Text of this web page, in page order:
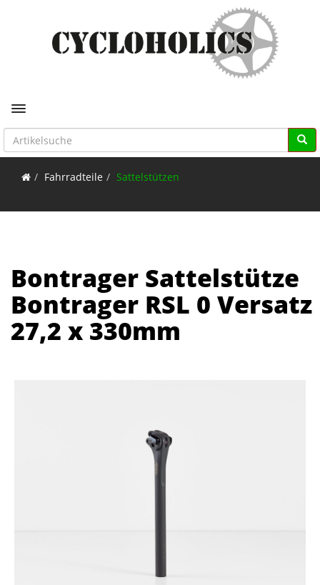
Toggle navigation
Fahrradteile Sattelstützen
Bontrager Sattelstütze
Bontrager RSL 0 Versatz
27,2 x 330mm